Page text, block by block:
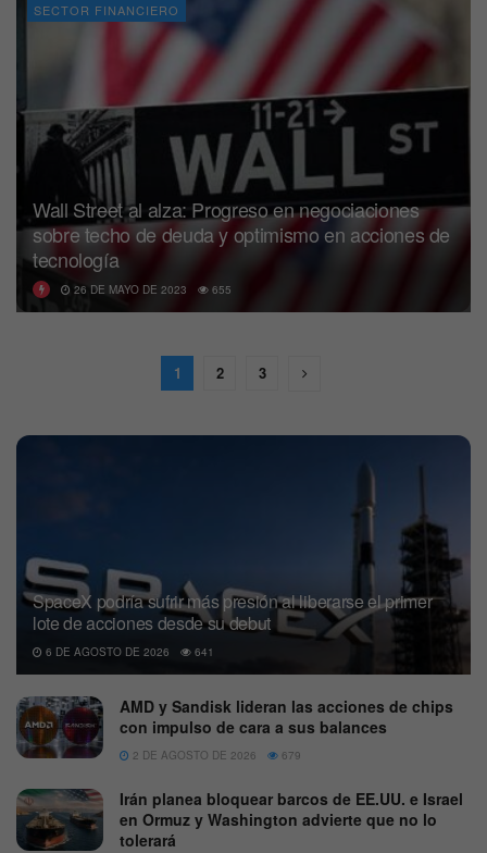
SECTOR FINANCIERO
Wall Street al alza: Progreso en negociaciones
sobre techo de deuda y optimismo en acciones de
tecnología
26 DE MAYO DE 2023 655
1 2 3
SpaceX podría sufrir más presión al liberarse el primer
lote de acciones desde su debut
6 DE AGOSTO DE 2026 641
AMD y Sandisk lideran las acciones de chips
con impulso de cara a sus balances
2 DE AGOSTO DE 2026 679
Irán planea bloquear barcos de EE.UU. e Israel
en Ormuz y Washington advierte que no lo
tolerará